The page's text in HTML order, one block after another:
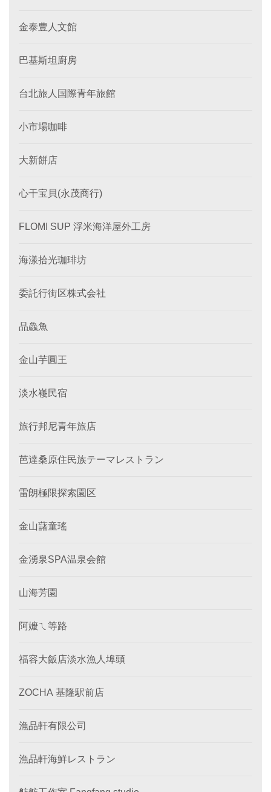
金泰豊人文館
巴基斯坦廚房
台北旅人国際青年旅館
小市場咖啡
大新餅店
心干宝貝(永茂商行)
FLOMI SUP 浮米海洋屋外工房
海漾拾光珈琲坊
委託行街区株式会社
品鱻魚
金山芋圓王
淡水嶘民宿
旅行邦尼青年旅店
芭達桑原住民族テーマレストラン
雷朗極限探索園区
金山藷童瑤
金湧泉SPA温泉会館
山海芳園
阿嬤ㄟ等路
福容大飯店淡水漁人埠頭
ZOCHA 基隆駅前店
漁品軒有限公司
漁品軒海鮮レストラン